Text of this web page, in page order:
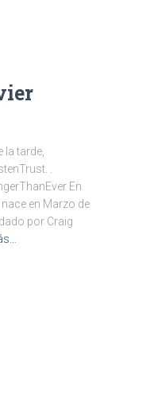
la tarde,
.
En
en Marzo de
por Craig